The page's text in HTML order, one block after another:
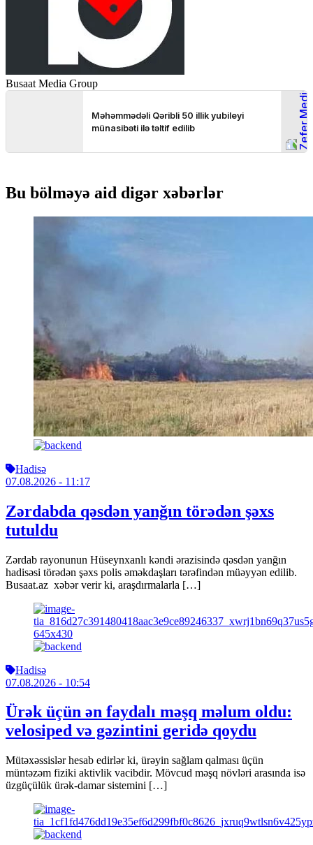
Busaat Media Group
Bu bölməyə aid digər xəbərlər
Hadisə
07.08.2026 - 11:17
Zərdabda qəsdən yanğın törədən şəxs
tutuldu
Zərdab rayonunun Hüseynxanlı kəndi ərazisində qəsdən yanğın
hadisəsi törədən şəxs polis əməkdaşları tərəfindən müəyyən edilib.
Busaat.az xəbər verir ki, araşdırmalarla […]
Hadisə
07.08.2026 - 10:54
Ürək üçün ən faydalı məşq məlum oldu:
velosiped və gəzintini geridə qoydu
Mütəxəssislər hesab edirlər ki, ürəyin sağlam qalması üçün
müntəzəm fiziki aktivlik vacibdir. Mövcud məşq növləri arasında isə
üzgüçülük ürək-damar sistemini […]